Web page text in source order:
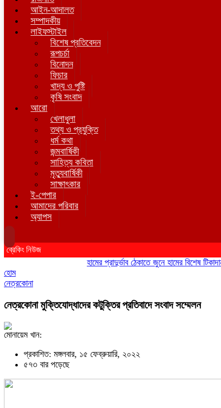
আইন-আদালত
সম্পাদকীয়
লাইফস্টাইল
বিশেষ প্রতিবেদন
রূপচর্চা
বিনোদন
ফিচার
খাদ্য ও পুষ্টি
কৃষি সংবাদ
আরো
খেলাধুলা
তথ্য ও প্রযুক্তি
ধর্ম কথা
জন্মবার্ষিকী
সাহিত্য কবিতা
মৃত্যুবার্ষিকী
সাক্ষাৎকার
ই-পেপার
আমাদের পরিবার
অ্যাপস
ব্রেকিং নিউজ
হামের প্রাদুর্ভাব ঠেকাতে জুনে হামের বিশেষ টিকাদান;
হোম
নেত্রকোনা
নেত্রকোনা মুক্তিযোদ্ধাদের কটুক্তির প্রতিবাদে সংবাদ সম্মেলন
মোনায়েম খান:
প্রকাশিত: মঙ্গলবার, ১৫ ফেব্রুয়ারি, ২০২২
৫৭৩ বার পড়েছে